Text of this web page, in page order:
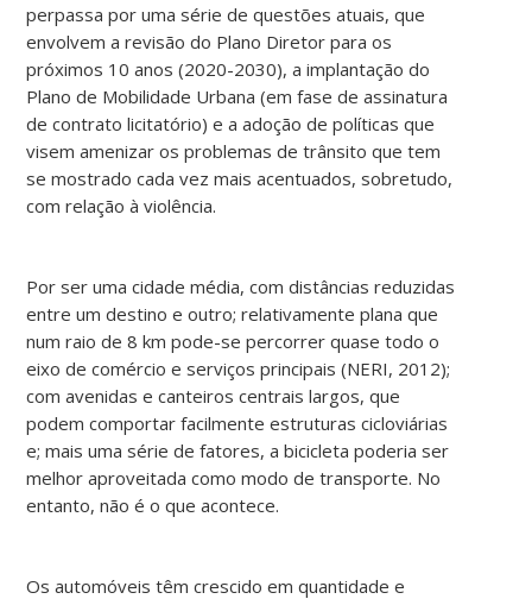
perpassa por uma série de questões atuais, que
envolvem a revisão do Plano Diretor para os
próximos 10 anos (2020-2030), a implantação do
Plano de Mobilidade Urbana (em fase de assinatura
de contrato licitatório) e a adoção de políticas que
visem amenizar os problemas de trânsito que tem
se mostrado cada vez mais acentuados, sobretudo,
com relação à violência.
Por ser uma cidade média, com distâncias reduzidas
entre um destino e outro; relativamente plana que
num raio de 8 km pode-se percorrer quase todo o
eixo de comércio e serviços principais (NERI, 2012);
com avenidas e canteiros centrais largos, que
podem comportar facilmente estruturas cicloviárias
e; mais uma série de fatores, a bicicleta poderia ser
melhor aproveitada como modo de transporte. No
entanto, não é o que acontece.
Os automóveis têm crescido em quantidade e